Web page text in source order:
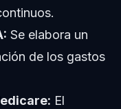
Se elabora un
de los gastos
El